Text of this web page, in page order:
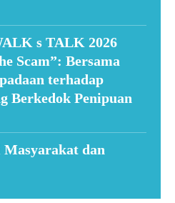
s TALK 2026
Scam”: Bersama
terhadap
Berkedok Penipuan
Masyarakat dan